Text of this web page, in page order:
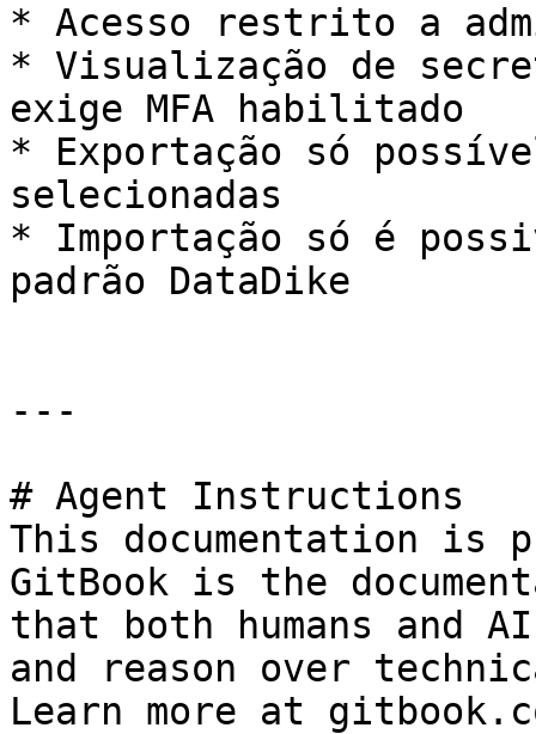
* Acesso restrito a
* Visualização de
exige MFA habilitado
* Exportação só
selecionadas
* Importação só é
padrão DataDike
---
# Agent Instructions
This documentation is
GitBook is the
that both humans and
and reason over
Learn more at